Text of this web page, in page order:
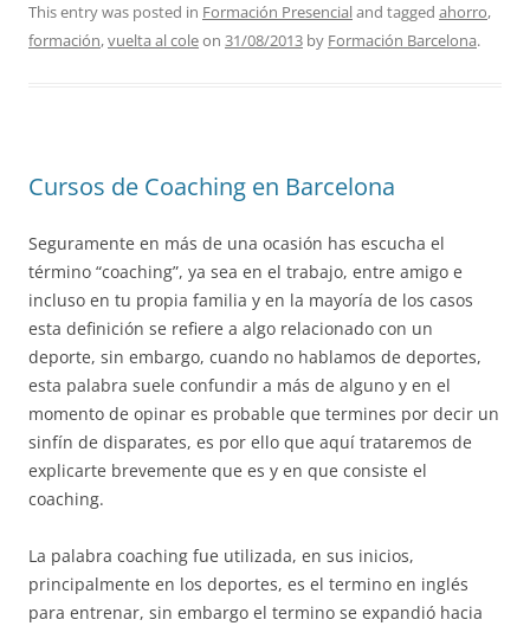
This entry was posted in Formación Presencialand tagged ahorro,
formación,vuelta al coleon 31/08/2013 by Formación Barcelona.
Cursos de Coaching en Barcelona
Seguramente en más de una ocasión has escucha el
término “coaching”, ya sea en el trabajo, entre amigo e
incluso en tu propia familia y en la mayoría de los casos
esta definición se refiere a algo relacionado con un
deporte, sin embargo, cuando no hablamos de deportes,
esta palabra suele confundir a más de alguno y en el
momento de opinar es probable que termines por decir un
sinfín de disparates, es por ello que aquí trataremos de
explicarte brevemente que es y en que consiste el
coaching.
La palabra coaching fue utilizada, en sus inicios,
principalmente en los deportes, es el termino en inglés
para entrenar, sin embargo el termino se expandió hacia